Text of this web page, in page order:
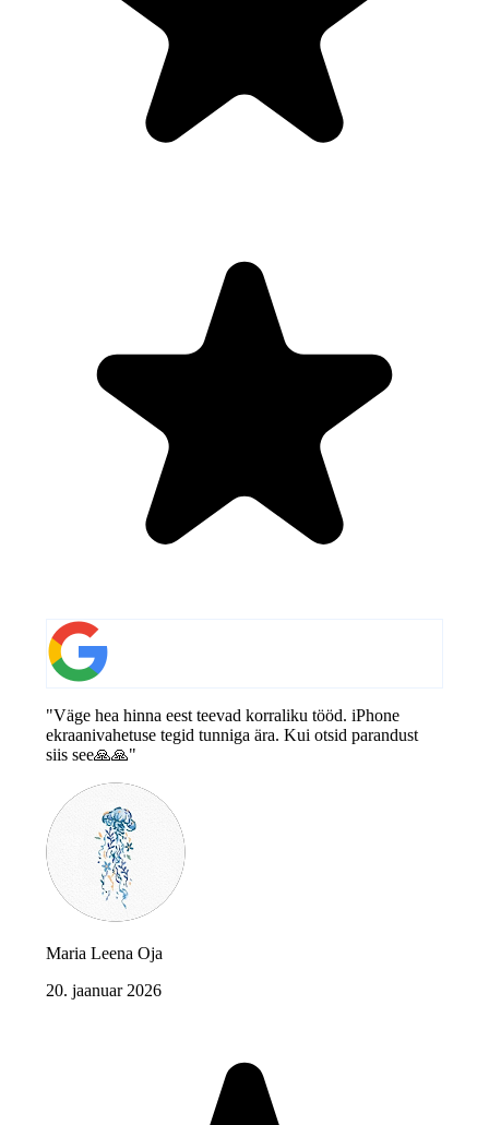
"Väge hea hinna eest teevad korraliku tööd. iPhone
ekraanivahetuse tegid tunniga ära. Kui otsid parandust
siis see🙏🙏"
Maria Leena Oja
20. jaanuar 2026